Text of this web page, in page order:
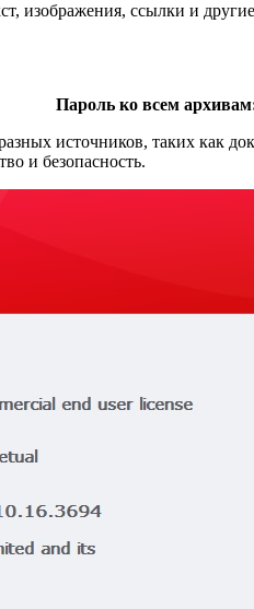
изображения, ссылки и
Пароль ко всем
источников, таких
и безопасность.